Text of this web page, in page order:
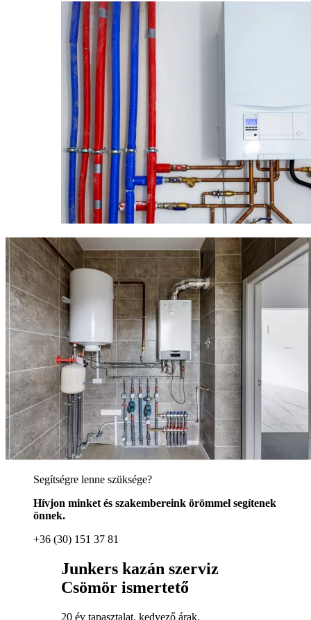
Segítségre lenne szüksége?
Hívjon minket és szakembereink örömmel segítenek
önnek.
+36 (30) 151 37 81
Junkers kazán szerviz
Csömör ismertető
20 év tapasztalat, kedvező árak.